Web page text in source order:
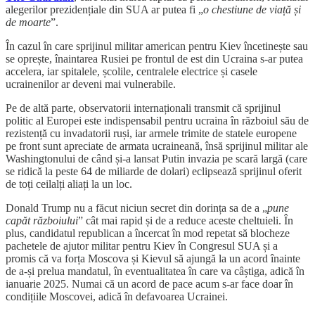
alegerilor prezidențiale din SUA ar putea fi „o chestiune de viață și
de moarte”.
În cazul în care sprijinul militar american pentru Kiev încetinește sau
se oprește, înaintarea Rusiei pe frontul de est din Ucraina s-ar putea
accelera, iar spitalele, școlile, centralele electrice și casele
ucrainenilor ar deveni mai vulnerabile.
Pe de altă parte, observatorii internaționali transmit că sprijinul
politic al Europei este indispensabil pentru ucraina în războiul său de
rezistență cu invadatorii ruși, iar armele trimite de statele europene
pe front sunt apreciate de armata ucraineană, însă sprijinul militar ale
Washingtonului de când și-a lansat Putin invazia pe scară largă (care
se ridică la peste 64 de miliarde de dolari) eclipsează sprijinul oferit
de toți ceilalți aliați la un loc.
Donald Trump nu a făcut niciun secret din dorința sa de a „pune
capăt războiului” cât mai rapid și de a reduce aceste cheltuieli. În
plus, candidatul republican a încercat în mod repetat să blocheze
pachetele de ajutor militar pentru Kiev în Congresul SUA și a
promis că va forța Moscova și Kievul să ajungă la un acord înainte
de a-și prelua mandatul, în eventualitatea în care va câștiga, adică în
ianuarie 2025. Numai că un acord de pace acum s-ar face doar în
condițiile Moscovei, adică în defavoarea Ucrainei.